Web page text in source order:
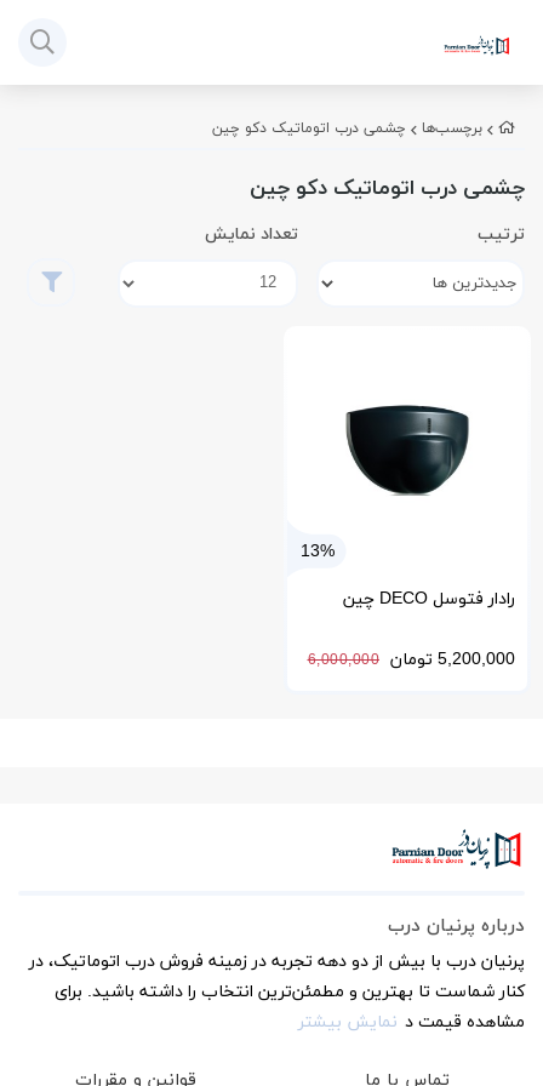
برچسب‌ها چشمی درب اتوماتیک دکو چین
چشمی درب اتوماتیک دکو چین
ترتیب تعداد نمایش
13%
رادار فتوسل DECO چین
5,200,000 تومان 6,000,000
درباره پرنیان درب
پرنیان درب با بیش از دو دهه تجربه در زمینه فروش درب اتوماتیک، در
کنار شماست تا بهترین و مطمئن‌ترین انتخاب را داشته باشید. برای
مشاهده قیمت د نمایش بیشتر
تماس با ما قوانین و مقررات